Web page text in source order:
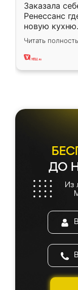
Заказала
Ренессанс
новую
вполне
два года,
Читать
ДО
Из